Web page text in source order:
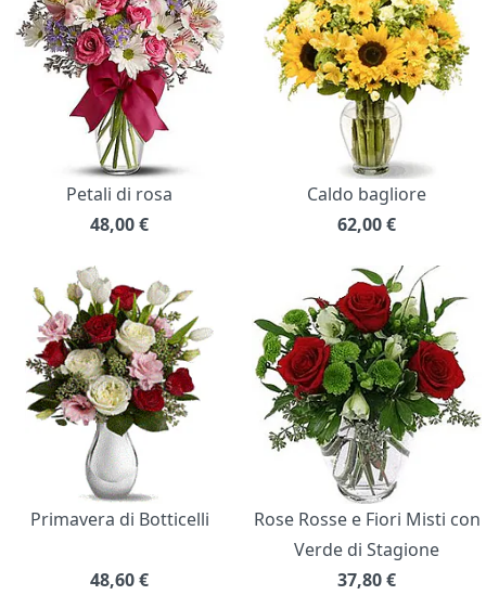
Petali di rosa
48,00€
Caldo bagliore
62,00€
Primavera di Botticelli
48,60€
Rose Rosse e Fiori Misti con
Verde di Stagione
37,80€